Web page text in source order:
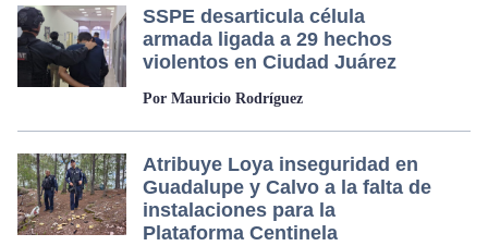
SSPE desarticula célula
armada ligada a 29 hechos
violentos en Ciudad Juárez
Por Mauricio Rodríguez
Atribuye Loya inseguridad en
Guadalupe y Calvo a la falta de
instalaciones para la
Plataforma Centinela